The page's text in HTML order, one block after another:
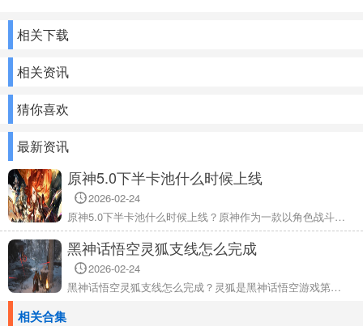
相关下载
相关资讯
猜你喜欢
最新资讯
原神5.0下半卡池什么时候上线
2026-02-24
原神5.0下半卡池什么时候上线？原神作为一款以角色战斗为主要玩法的剧情冒险类游戏，在本次的5.0版本中除了带来了新角色的上线，还有两大人气角色也会上线卡池，其中雷电将军将会在5.0的下半卡池中上线，有想要抽取这个角色的小伙伴们可以先准备好资源等待角色卡池的更新，详细内容快来了解一下吧。
黑神话悟空灵狐支线怎么完成
2026-02-24
黑神话悟空灵狐支线怎么完成？灵狐是黑神话悟空游戏第三回的支线任务，还有不少玩家完成不了，那么具体的完成任务是什么呢，下面是灵狐支线完成攻略，希望能够帮助到大家哦。
相关合集